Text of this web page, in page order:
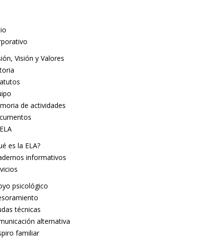
Visión y Valores
de actividades
es la ELA?
informativos
psicológico
técnicas
alternativa
familiar